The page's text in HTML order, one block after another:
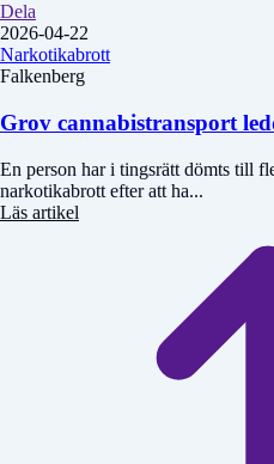
Dela
2026-04-22
Narkotikabrott
Falkenberg
Grov cannabistransport
En person har i tingsrätt dömts till
narkotikabrott efter att ha...
Läs artikel